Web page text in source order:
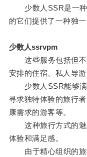
少数人SSR是一种
的它们提供了一种独
少数人ssrvpm
这些服务包括但不
安排的住宿、私人导游
少数人SSR能够满
寻求独特体验的旅行
康需求的游客等。
这种旅行方式的魅
体验和满足感。
由于精心组织的旅